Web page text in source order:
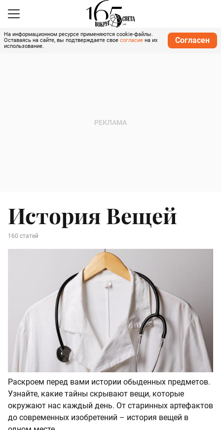
На информационном ресурсе применяются cookie-файлы.
Оставаясь на сайте, вы подтверждаете свое согласие на их
использование.
Согласен
История Вещей
160 статей
Раскроем перед вами истории обыденных предметов.
Узнайте, какие тайны скрывают вещи, которые
окружают нас каждый день. От старинных артефактов
до современных изобретений – история вещей в